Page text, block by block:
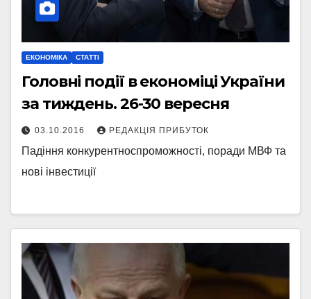
ЕКОНОМІКА СТАТТІ
Головні події в економіці України
за тиждень. 26-30 вересня
03.10.2016 РЕДАКЦІЯ ПРИБУТОК
Падіння конкурентноспроможності, поради МВФ та
нові інвестиції